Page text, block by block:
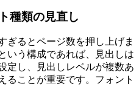
種類の見直し
ぎるとページ数を押し上げま
いう構成であれば、見出しは
定し、見出しレベルが複数あ
ることが重要です。フォント